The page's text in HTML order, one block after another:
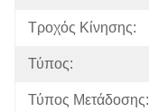
Τροχός Κίνησης:
Τύπος:
Τύπος Μετάδοσης: